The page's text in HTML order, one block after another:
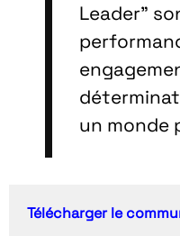
Leader”
un monde
Télécharger le